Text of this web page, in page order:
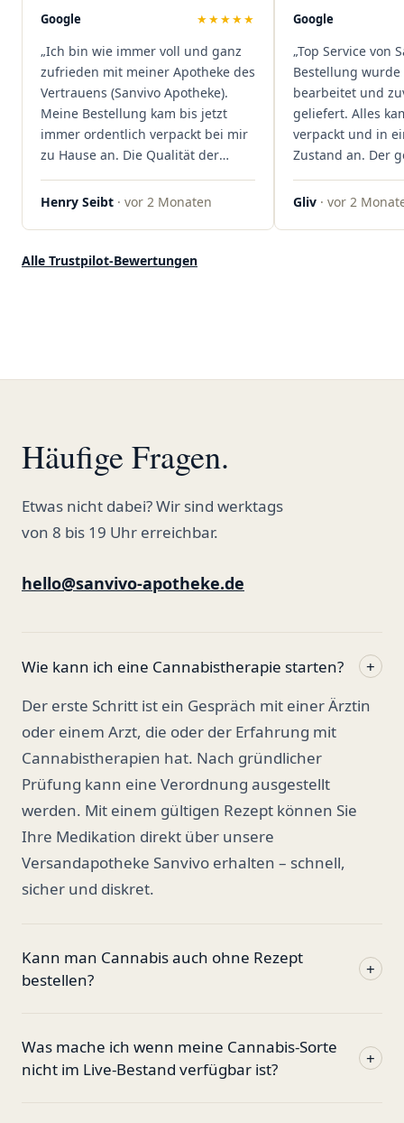
Mal viel Zeit spart. Man merkt,
Kundenzufriedenheit an erster
Stelle stehen. Vielen Dank an das
Team von Sanvivo – ich bin
rundum begeistert!"
Google ★★★★★
„Ich bin wie immer voll und ganz
zufrieden mit meiner Apotheke des
Vertrauens (Sanvivo Apotheke).
Meine Bestellung kam bis jetzt
immer ordentlich verpackt bei mir
zu Hause an. Die Qualität der
Blüten ist auch immer auf einem
hohen Niveau, die Auswahl ist
ordentlich gelagert, ich hatte nur
Henry Seibt · vor 2 Monaten
Google
„Top Service von
Bestellung wurde
bearbeitet und
geliefert. Alles
verpackt und in
Zustand an. Der
war
professionell.
Gliv · vor 2
Alle Trustpilot-Bewertungen
Häufige Fragen.
Etwas nicht dabei? Wir sind werktags
von 8 bis 19 Uhr erreichbar.
hello@sanvivo-apotheke.de
Wie kann ich eine Cannabistherapie starten?
+
Der erste Schritt ist ein Gespräch mit einer Ärztin
oder einem Arzt, die oder der Erfahrung mit
Cannabistherapien hat. Nach gründlicher
Prüfung kann eine Verordnung ausgestellt
werden. Mit einem gültigen Rezept können Sie
Ihre Medikation direkt über unsere
Versandapotheke Sanvivo erhalten – schnell,
sicher und diskret.
Kann man Cannabis auch ohne Rezept
bestellen?
+
Was mache ich wenn meine Cannabis-Sorte
nicht im Live-Bestand verfügbar ist?
+